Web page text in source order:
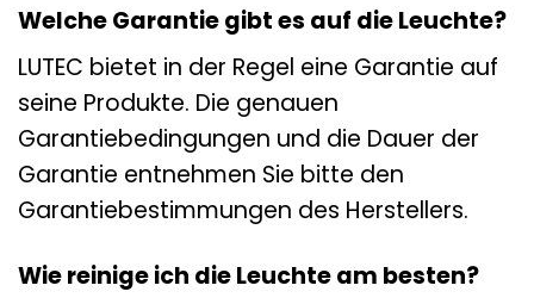
Welche Garantie gibt es auf die Leuchte?
LUTEC bietet in der Regel eine Garantie auf
seine Produkte. Die genauen
Garantiebedingungen und die Dauer der
Garantie entnehmen Sie bitte den
Garantiebestimmungen des Herstellers.
Wie reinige ich die Leuchte am besten?